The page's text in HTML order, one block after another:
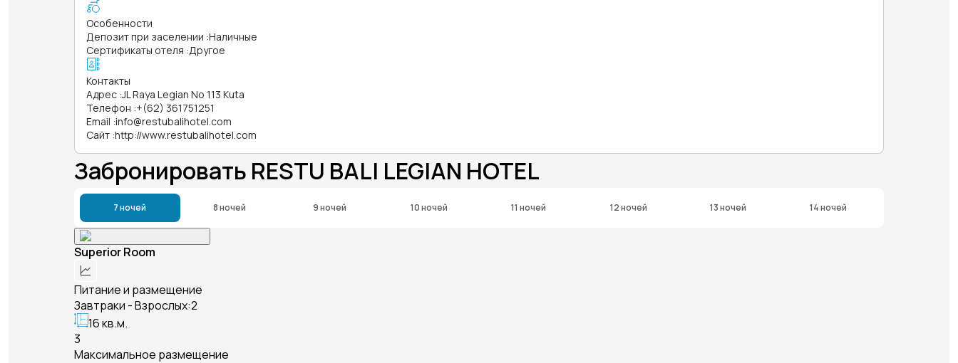
Особенности
Депозит при заселении :Наличные
Сертификаты отеля :Другое
Контакты
Адрес :JL Raya Legian No 113 Kuta
Телефон :+(62) 361751251
Email :info@restubalihotel.com
Сайт :http://www.restubalihotel.com
Забронировать RESTU BALI LEGIAN HOTEL
7 ночей 8 ночей 9 ночей 10 ночей 11 ночей 12 ночей 13 ночей 14 ночей
Superior Room
Питание и размещение
Завтраки - Взрослых:2
16 кв.м.
3
Максимальное размещение